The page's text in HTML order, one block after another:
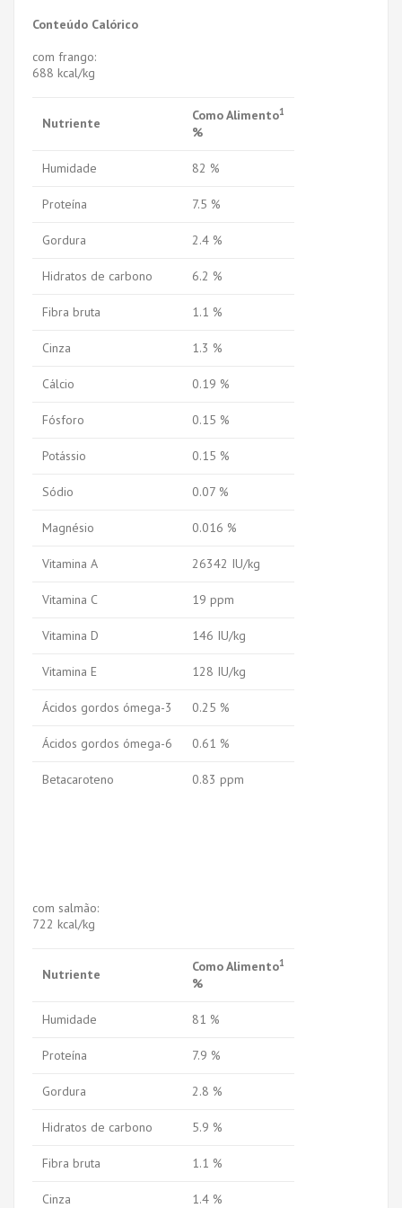
Conteúdo Calórico
com frango:
688 kcal/kg
Nutriente Como Alimento1
%
Humidade 82 %
Proteína 7.5 %
Gordura 2.4 %
Hidratos de carbono 6.2 %
Fibra bruta 1.1 %
Cinza 1.3 %
Cálcio 0.19 %
Fósforo 0.15 %
Potássio 0.15 %
Sódio 0.07 %
Magnésio 0.016 %
Vitamina A 26342 IU/kg
Vitamina C 19 ppm
Vitamina D 146 IU/kg
Vitamina E 128 IU/kg
Ácidos gordos ómega-3 0.25 %
Ácidos gordos ómega-6 0.61 %
Betacaroteno 0.83 ppm
com salmão:
722 kcal/kg
Nutriente Como Alimento1
%
Humidade 81 %
Proteína 7.9 %
Gordura 2.8 %
Hidratos de carbono 5.9 %
Fibra bruta 1.1 %
Cinza 1.4 %